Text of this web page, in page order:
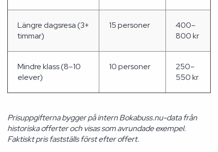
Längre dagsresa (3+
timmar)
15 personer
400–
800 kr
Mindre klass (8–10
elever)
10 personer
250–
550 kr
Prisuppgifterna bygger på intern Bokabuss.nu-data från
historiska offerter och visas som avrundade exempel.
Faktiskt pris fastställs först efter offert.